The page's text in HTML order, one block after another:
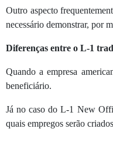
Outro aspecto
necessário demonstrar, por
Diferenças entre o L-1
Quando a empresa
beneficiário.
Já no caso do L-1 New
quais empregos serão